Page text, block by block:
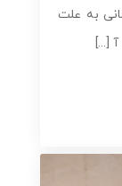
به علت
[...]